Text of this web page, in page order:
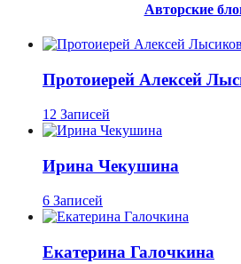
Авторские
Протоиерей Алексей
12 Записей
Ирина Чекушина
6 Записей
Екатерина Галочкина